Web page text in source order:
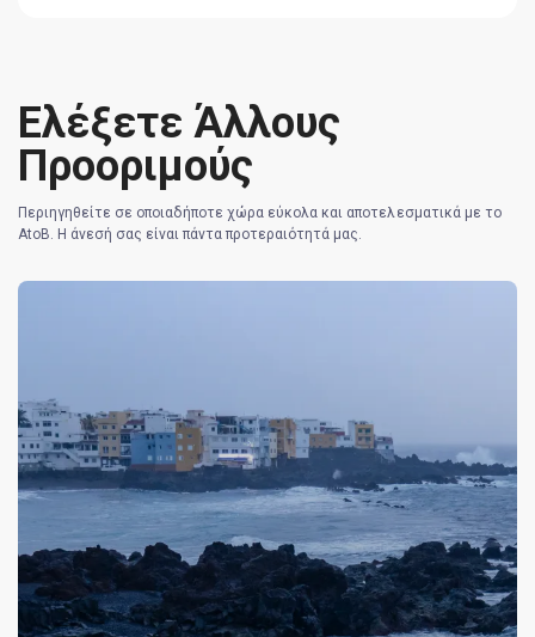
Ελέξετε Άλλους
Προοριμούς
Περιηγηθείτε σε οποιαδήποτε χώρα εύκολα και αποτελεσματικά με το
AtoB. Η άνεσή σας είναι πάντα προτεραιότητά μας.